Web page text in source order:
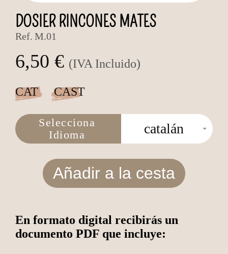
DOSIER RINCONES MATES
En formato digital recibirás un
documento PDF que incluye:
CAT CAST
Ref. M.01
6,50 € (IVA Incluido)
Selecciona
Idioma
catalán
Añadir a la cesta